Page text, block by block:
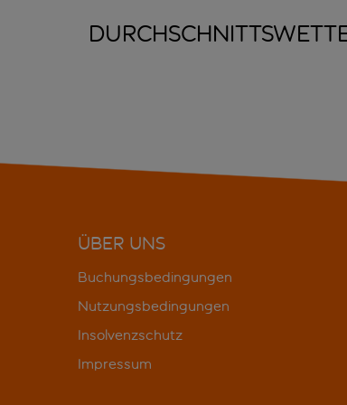
ÜBER UNS
Buchungsbedingungen
Nutzungsbedingungen
Insolvenzschutz
Impressum